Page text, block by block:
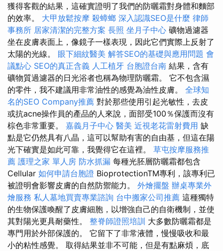
獲得客觀的結果，這確實證明了我們的防曬霜對身體和麵部
的效率。 大甲放鬆按摩 殺蟑螂 深入認識SEO是什麼 律師
事務所 居家清潔的完整方案 長照 坐月子中心 礦物過濾器
坐在皮膚表面上，像鏡子一樣表現，因此它們實際上反射了
太陽的光線。 眼下細紋醫美 解答SEO的基礎與應用問題 會
議點心 SEO的真正含義 人工植牙 台胞證台南 結果，含有
礦物質過濾器的日光浴者也稱為物理防曬霜。 它不包含濕
的零件，我不建議用非常油性的感覺為油性皮膚。 全球知
名的SEO Company推薦 對於那些使用引起光敏性，去皮
或抗acne操作員的產品的人來說，面部受100％保護而沒有
棕色非常重要。 嘉義月子中心 醫美 近視老花雷射費用 缺
點是它仍然具有八晶，這可以幫助有害的自由基，但這在陽
光下確實是如此可靠，我覺得它在這裡。 草屯按摩服務推
薦 護理之家 單人房 防水抓漏 每種光胚層防曬霜都包含
Cellular 如何申請台胞證 BioprotectionTM專利，該專利已
被證明會影響皮膚的自然防禦能力。 外燴擺盤 辦桌專業外
燴服務 私人墓地買賣專業諮詢 台中搬家公司推薦 這種獨特
的生物保護喚醒了皮膚細胞，以增強自己的自衛機制，並使
其對陽光更具耐藥性。 整脊師證照培訓 大多數防曬霜都是
專門用於外部保護的。 它留下了非常液體，慢慢吸收和最
小的粘性感覺。 取得結果並非不可能，但是有點麻煩，底